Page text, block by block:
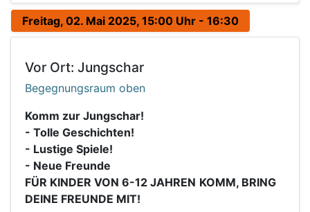
Freitag, 02. Mai 2025, 15:00 Uhr - 16:30
Vor Ort: Jungschar
Begegnungsraum oben
Komm zur Jungschar!
- Tolle Geschichten!
- Lustige Spiele!
- Neue Freunde
FÜR KINDER VON 6-12 JAHREN KOMM, BRING
DEINE FREUNDE MIT!